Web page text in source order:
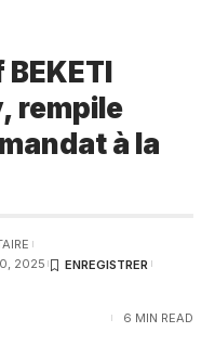
rempile
à la
2025
6 MIN READ